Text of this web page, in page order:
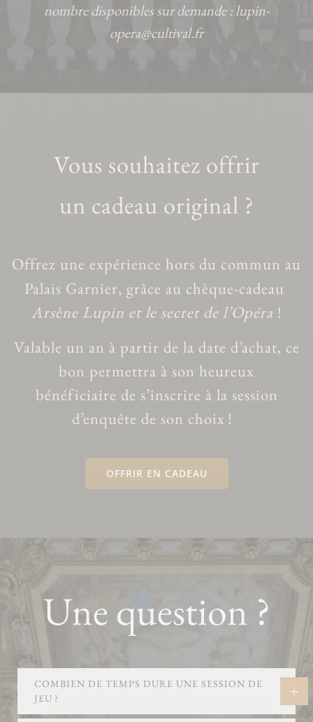
nombre disponibles sur demande : lupin-
opera@cultival.fr
Vous souhaitez offrir
un cadeau original ?
Offrez une expérience hors du commun au
Palais Garnier, grâce au chèque-cadeau
Arsène Lupin et le secret de l’Opéra !
Valable un an à partir de la date d’achat, ce
bon permettra à son heureux
bénéficiaire de s’inscrire à la session
d’enquête de son choix !
OFFRIR EN CADEAU
Une question ?
COMBIEN DE TEMPS DURE UNE SESSION DE
JEU ?